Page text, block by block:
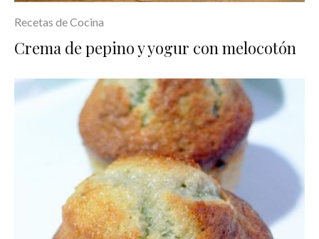
Recetas de Cocina
Crema de pepino y yogur con melocotón